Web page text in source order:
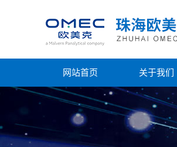
网站首页 关于我们